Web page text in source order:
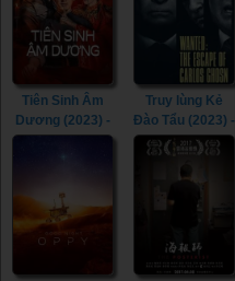
Underrated
(2023)
Oppenheimer &
Bomb (2023)
Tiên Sinh Âm
Dương (2023) -
Mr. Ghost (2023)
Truy lùng Kẻ
Đào Tẩu (2023) -
Wanted: The
Carlos Ghosn
(2023)